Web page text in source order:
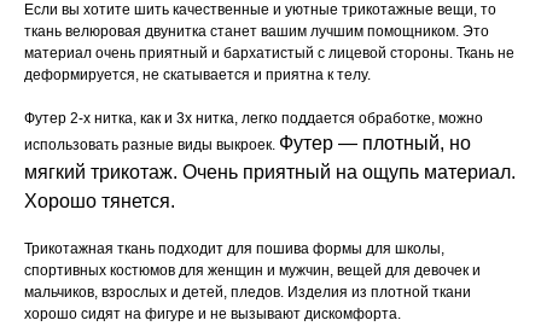
Если вы хотите шить качественные и уютные трикотажные вещи, то
ткань велюровая двунитка станет вашим лучшим помощником. Это
материал очень приятный и бархатистый с лицевой стороны. Ткань не
деформируется, не скатывается и приятна к телу.
Футер 2-х нитка, как и 3х нитка, легко поддается обработке, можно
использовать разные виды выкроек. Футер — плотный, но
мягкий трикотаж. Очень приятный на ощупь материал.
Хорошо тянется.
Трикотажная ткань подходит для пошива формы для школы,
спортивных костюмов для женщин и мужчин, вещей для девочек и
мальчиков, взрослых и детей, пледов. Изделия из плотной ткани
хорошо сидят на фигуре и не вызывают дискомфорта.